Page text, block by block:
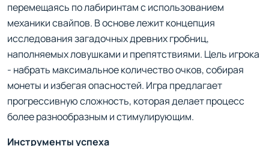
перемещаясь по лабиринтам с использованием
механики свайпов. В основе лежит концепция
исследования загадочных древних гробниц,
наполняемых ловушками и препятствиями. Цель игрока
- набрать максимальное количество очков, собирая
монеты и избегая опасностей. Игра предлагает
прогрессивную сложность, которая делает процесс
более разнообразным и стимулирующим.
Инструменты успеха